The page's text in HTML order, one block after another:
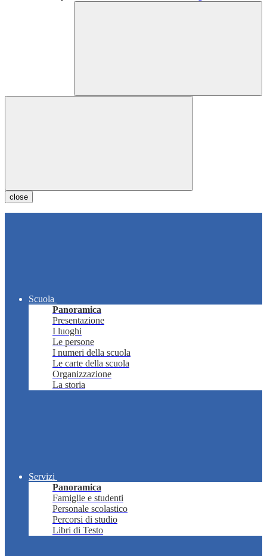
close
Scuola
Panoramica
Presentazione
I luoghi
Le persone
I numeri della scuola
Le carte della scuola
Organizzazione
La storia
Servizi
Panoramica
Famiglie e studenti
Personale scolastico
Percorsi di studio
Libri di Testo